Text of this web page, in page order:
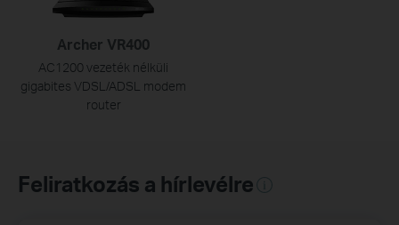
Archer VR400
AC1200 vezeték nélküli
gigabites VDSL/ADSL modem
router
Feliratkozás a hírlevélre